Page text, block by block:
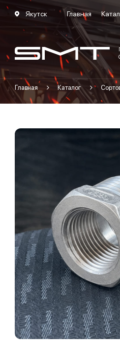
Якутск Главная
Главная Каталог